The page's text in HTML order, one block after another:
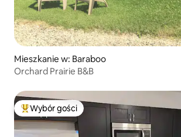
Mieszkanie w: Baraboo
Orchard Prairie B&B
Najpopularniejsze z kategorii Wybór gości
Wybór gości